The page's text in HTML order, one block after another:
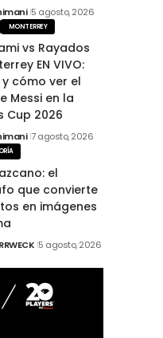
5 agosto, 2026
MONTERREY
vs Rayados
EN VIVO:
cómo ver el
Messi en la
Cup 2026
7 agosto, 2026
el
que convierte
en imágenes
5 agosto, 2026